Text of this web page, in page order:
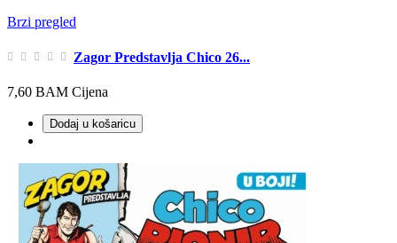
Brzi pregled
Zagor Predstavlja Chico 26...
7,60 BAM Cijena
Dodaj u košaricu